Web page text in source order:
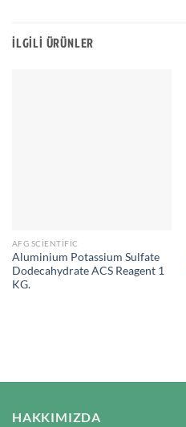
İLGILI ÜRÜNLER
AFG SCIENTIFIC
Aluminium Potassium Sulfate
Dodecahydrate ACS Reagent 1
KG.
HAKKIMIZDA